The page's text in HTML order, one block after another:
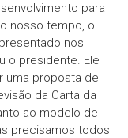
para
nosso tempo, o
nos
o presidente. Ele
uma proposta de
da Carta da
ao modelo de
precisamos todos